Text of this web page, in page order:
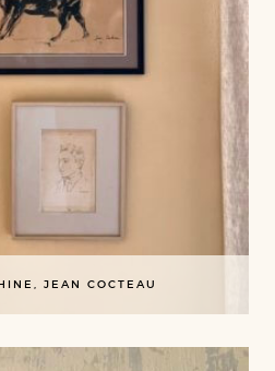
JEAN COCTEAU